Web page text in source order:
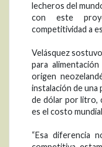
lecheros del
con este
competitividad a
Velásquez
para
origen
instalación de una
de dólar por litro,
es el costo
“Esa diferencia